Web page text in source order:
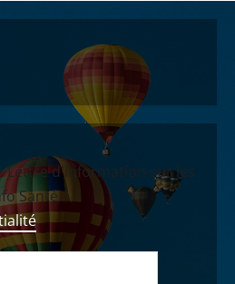
Lettre d'information sur les
Santé.